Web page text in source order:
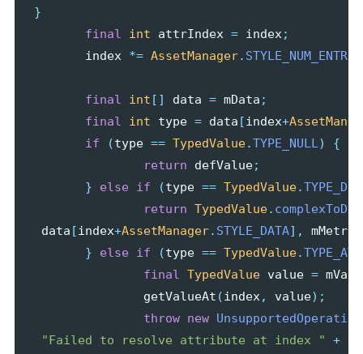
}
final
int attrIndex = index;
index *= AssetManager.
final int [] data = mData ;
final
int type = data [index+
if
(type == TypedValue.TYPE_NULL)
{
return
defValue;
}
else if (type == TypedValue.
return TypedValue.
data [index+AssetManager. STYLE_DATA],
}
else if (type == TypedValue.
final TypedValue value =
getValueAt (index, value);
throw new
"Failed to resolve attribute at index "
+